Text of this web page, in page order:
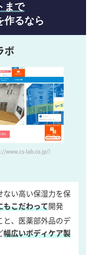
まで
作るなら
ボ
www.cs-lab.co.jp/）
ない高い保湿力を保
もこだわって開発
と、医薬部外品のデ
幅広いボディケア製